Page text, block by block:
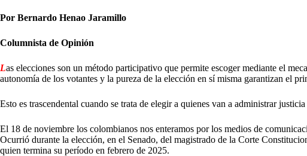
Por Bernardo Henao Jaramillo
Columnista de Opinión
Las elecciones son un método participativo que permite escoger mediante el
autonomía de los votantes y la pureza de la elección en sí misma garantizan el
Esto es trascendental cuando se trata de elegir a quienes van a administrar
El 18 de noviembre los colombianos nos enteramos por los medios de
Ocurrió durante la elección, en el Senado, del magistrado de la Corte
quien termina su período en febrero de 2025.